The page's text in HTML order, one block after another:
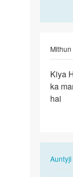
Kiya
HIV
hone
Kiya
ka
hai
AuntyjiIn